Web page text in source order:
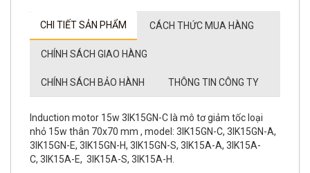
CHI TIẾT SẢN PHẨM CÁCH THỨC MUA HÀNG
CHÍNH SÁCH GIAO HÀNG
CHÍNH SÁCH BẢO HÀNH THÔNG TIN CÔNG TY
Induction motor 15w 3IK15GN-C là mô tơ giảm tốc loại
nhỏ 15w thân 70x70 mm , model: 3IK15GN-C, 3IK15GN-A,
3IK15GN-E, 3IK15GN-H, 3IK15GN-S, 3IK15A-A, 3IK15A-
C, 3IK15A-E, 3IK15A-S, 3IK15A-H.